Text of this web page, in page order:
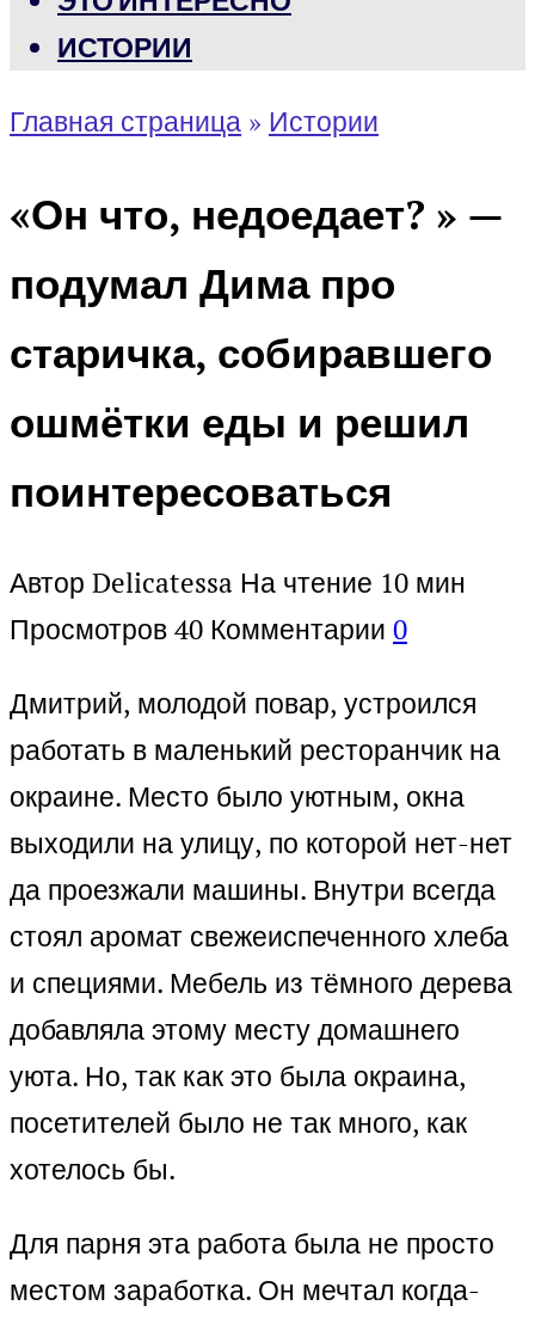
ИСТОРИИ
Главная страница » Истории
«Он что, недоедает? » —
подумал Дима про
старичка, собиравшего
ошмётки еды и решил
поинтересоваться
Автор Delicatessa На чтение 10 мин
Просмотров40 Комментарии 0
Дмитрий, молодой повар, устроился
работать в маленький ресторанчик на
окраине. Место было уютным, окна
выходили на улицу, по которой нет-нет
да проезжали машины. Внутри всегда
стоял аромат свежеиспеченного хлеба
и специями. Мебель из тёмного дерева
добавляла этому месту домашнего
уюта. Но, так как это была окраина,
посетителей было не так много, как
хотелось бы.
Для парня эта работа была не просто
местом заработка. Он мечтал когда-